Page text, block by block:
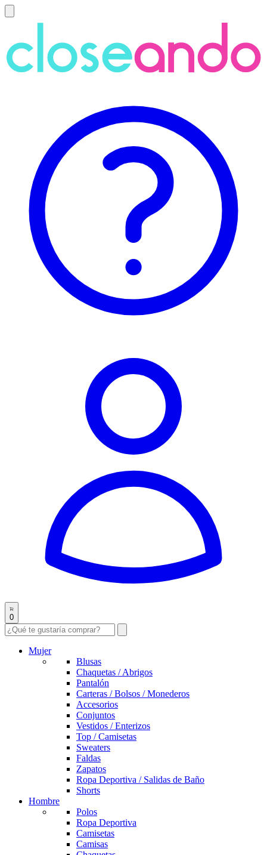
0
Mujer
Blusas
Chaquetas / Abrigos
Pantalón
Carteras / Bolsos / Monederos
Accesorios
Conjuntos
Vestidos / Enterizos
Top / Camisetas
Sweaters
Faldas
Zapatos
Ropa Deportiva / Salidas de Baño
Shorts
Hombre
Polos
Ropa Deportiva
Camisetas
Camisas